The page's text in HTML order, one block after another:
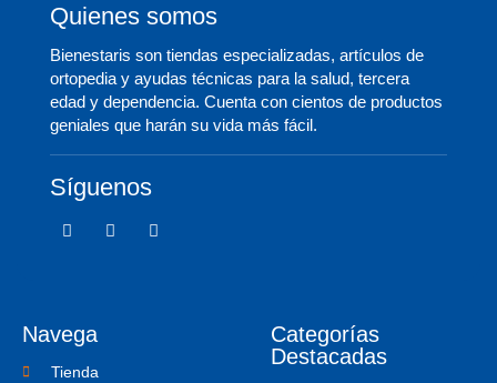
Quienes somos
Bienestaris son tiendas especializadas, artículos de
ortopedia y ayudas técnicas para la salud, tercera
edad y dependencia. Cuenta con cientos de productos
geniales que harán su vida más fácil.
Síguenos
F
a
k
f
T
w
I
c
Navega
Tienda
Categorías
Destacadas